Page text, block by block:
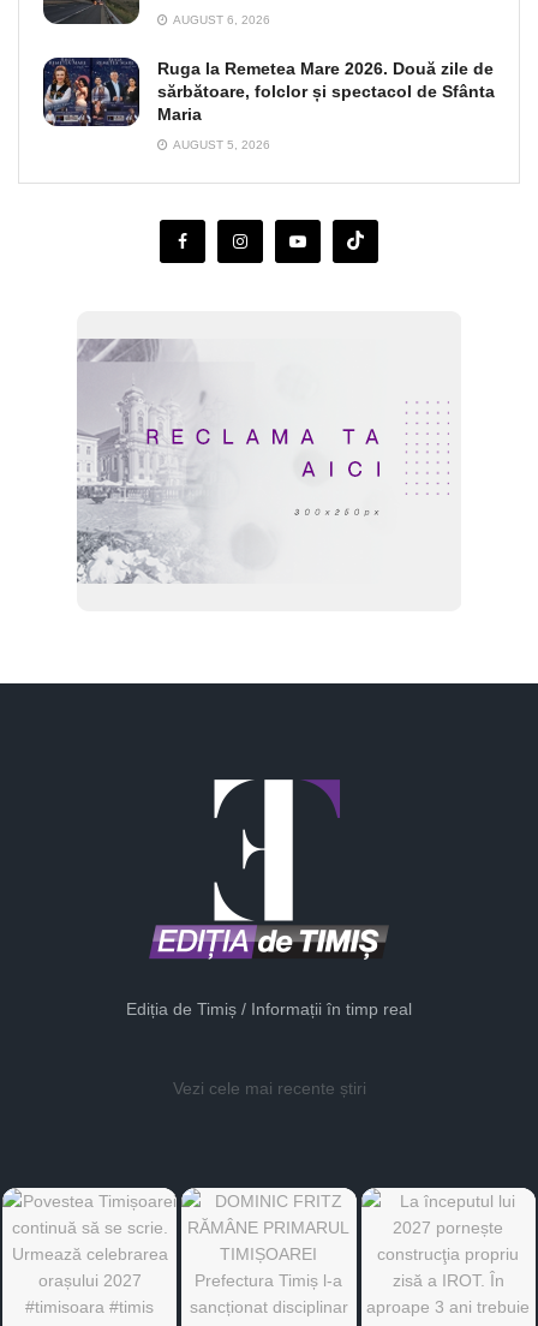
AUGUST 6, 2026
Ruga la Remetea Mare 2026. Două zile de
sărbătoare, folclor și spectacol de Sfânta
Maria
AUGUST 5, 2026
Ediția de Timiș / Informații în timp real
Vezi cele mai recente știri